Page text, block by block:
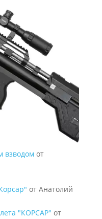
взводом от
от Анатолий
"КОРСАР" от